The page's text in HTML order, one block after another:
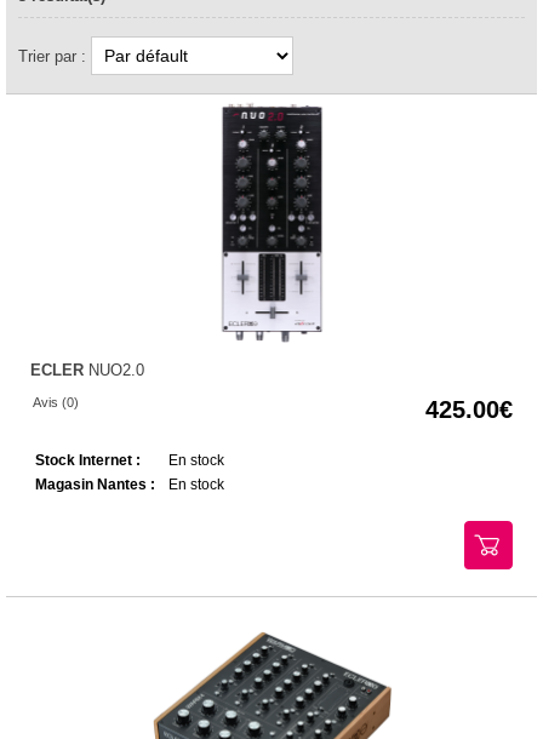
Trier par :
ECLER NUO2.0
Avis (0) 425.00
Stock Internet :
En stock
Magasin Nantes :
En stock